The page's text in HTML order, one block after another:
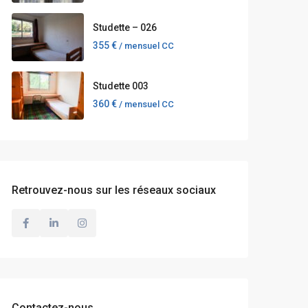
Studette – 026
355 € / mensuel CC
Studette 003
360 € / mensuel CC
Retrouvez-nous sur les réseaux sociaux